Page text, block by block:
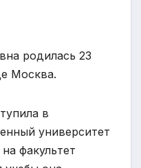
родилась 23
Москва.
в
университет
факультет